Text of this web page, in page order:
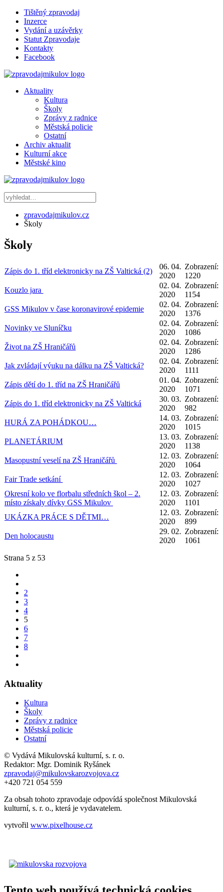
Tištěný zpravodaj
Inzerce
Vydání a uzávěrky
Statut Zpravodaje
Kontakty
Facebook
Aktuality
Kultura
Školy
Zprávy z radnice
Městská policie
Ostatní
Archiv aktualit
Kulturní akce
Městské kino
zpravodajmikulov.cz
Školy
Školy
Zápis do 1. tříd elektronicky na ZŠ Valtická (2)
06. 04.
2020
Zobrazení:
1220
Kouzlo jara
02. 04.
2020
Zobrazení:
1154
GSS Mikulov v čase koronavirové epidemie
02. 04.
2020
Zobrazení:
1376
Novinky ve Sluníčku
02. 04.
2020
Zobrazení:
1086
Život na ZŠ Hraničářů
02. 04.
2020
Zobrazení:
1286
Jak zvládají výuku na dálku na ZŠ Valtická?
02. 04.
2020
Zobrazení:
1111
Zápis dětí do 1. tříd na ZŠ Hraničářů
01. 04.
2020
Zobrazení:
1071
Zápis do 1. tříd elektronicky na ZŠ Valtická
30. 03.
2020
Zobrazení:
982
HURÁ ZA POHÁDKOU…
14. 03.
2020
Zobrazení:
1015
PLANETÁRIUM
13. 03.
2020
Zobrazení:
1138
Masopustní veselí na ZŠ Hraničářů
12. 03.
2020
Zobrazení:
1064
Fair Trade setkání
12. 03.
2020
Zobrazení:
1027
Okresní kolo ve florbalu středních škol – 2.
místo získaly dívky GSS Mikulov
12. 03.
2020
Zobrazení:
1101
UKÁZKA PRÁCE S DĚTMI…
12. 03.
2020
Zobrazení:
899
Den holocaustu
29. 02.
2020
Zobrazení:
1061
Strana 5 z 53
2
3
4
5
6
7
8
Aktuality
Kultura
Školy
Zprávy z radnice
Městská policie
Ostatní
© Vydává Mikulovská kulturní, s. r. o.
Redaktor: Mgr. Dominik Ryšánek
zpravodaj@mikulovskarozvojova.cz
+420 721 054 559
Za obsah tohoto zpravodaje odpovídá společnost Mikulovská
kulturní, s. r. o., která je vydavatelem.
vytvořil www.pixelhouse.cz